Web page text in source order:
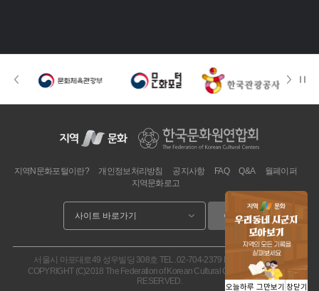
이동
지역N문화포털이란? 개인정보처리방침 공지사항 FAQ Q&A
월페이퍼
지역문화로고
서울시 마포대로49 성우빌딩 308호 TEL. 02-704-2379
FAX. 02.704-2377
COPYRIGHT (C)2018 The Federation of Korean Cultural Centers. ALL RIGHT
RESERVED.
오늘하루 그만보기 창닫기